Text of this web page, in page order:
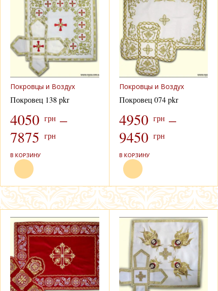
Покровцы и Воздух
Покровец 138 pkr
4050 грн –
7875 грн
В КОРЗИНУ
Покровцы и Воздух
Покровец 074 pkr
4950 грн –
9450 грн
В КОРЗИНУ